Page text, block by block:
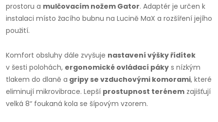
prostoru a mulčovacím nožem Gator. Adaptér je určen k
instalaci místo žacího bubnu na Lucině MaX a rozšíření jejího
použití.
Komfort obsluhy dále zvyšuje nastavení výšky řídítek
v šesti polohách, ergonomické ovládací páky s nízkým
tlakem do dlaně a gripy se vzduchovými komorami, které
eliminují mikrovibrace. Lepší prostupnost terénem zajišťují
velká 8“ foukaná kola se šípovým vzorem.